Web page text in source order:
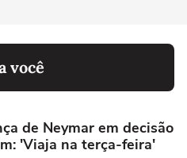
você
de Neymar em decisão
'Viaja na terça-feira'